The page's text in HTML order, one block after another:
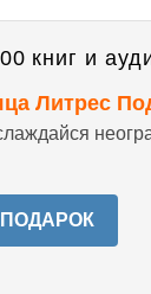
книг и
Литрес